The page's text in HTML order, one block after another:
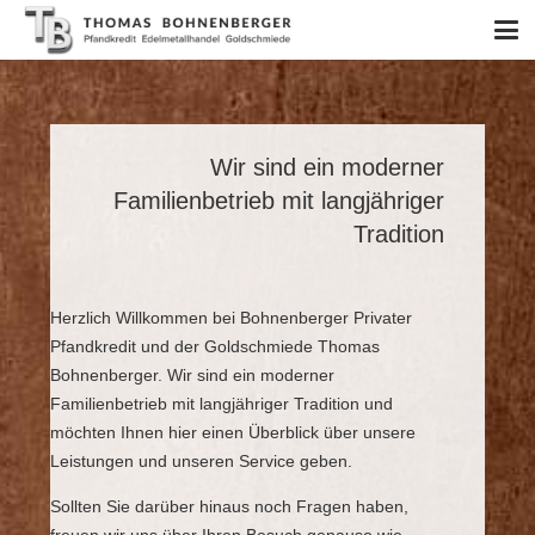
Wir sind ein moderner
Familienbetrieb mit langjähriger
Tradition
Herzlich Willkommen bei Bohnenberger Privater
Pfandkredit und der Goldschmiede Thomas
Bohnenberger. Wir sind ein moderner
Familienbetrieb mit langjähriger Tradition und
möchten Ihnen hier einen Überblick über unsere
Leistungen und unseren Service geben.
Sollten Sie darüber hinaus noch Fragen haben,